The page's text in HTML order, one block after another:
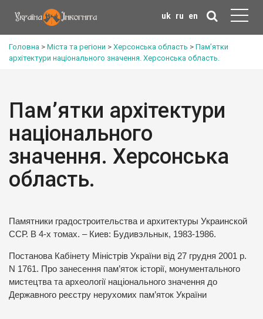
uk ru en
Головна > Міста та регіони > Херсонська область > Пам’ятки
архітектури національного значення. Херсонська область.
Пам’ятки архітектури
національного
значення. Херсонська
область.
Памятники градостроительства и архитектуры Украинской
ССР. В 4-х томах. – Киев: Будивэльнык, 1983-1986.
Постанова Кабінету Міністрів України від 27 грудня 2001 р.
N 1761. Про занесення пам’яток історії, монументального
мистецтва та археології національного значення до
Державного реєстру нерухомих пам’яток України